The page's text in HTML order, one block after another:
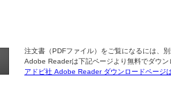
注文書（PDFファイル）をご覧になるには、
Adobe Readerは下記ページより無料でダウン
アドビ社 Adobe Reader ダウンロードページ